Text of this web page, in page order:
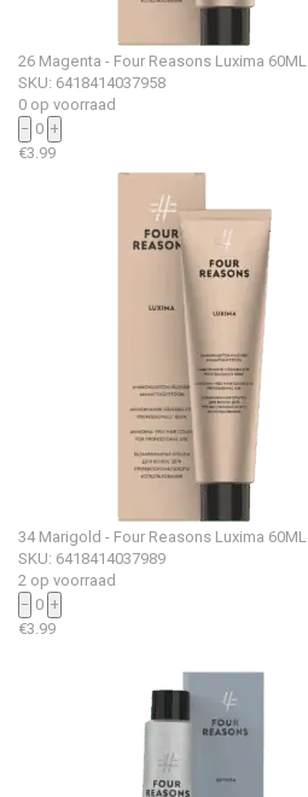
26 Magenta - Four Reasons Luxima 60ML
SKU: 6418414037958
0 op voorraad
− 0 +
€3.99
34 Marigold - Four Reasons Luxima 60ML
SKU: 6418414037989
2 op voorraad
− 0 +
€3.99